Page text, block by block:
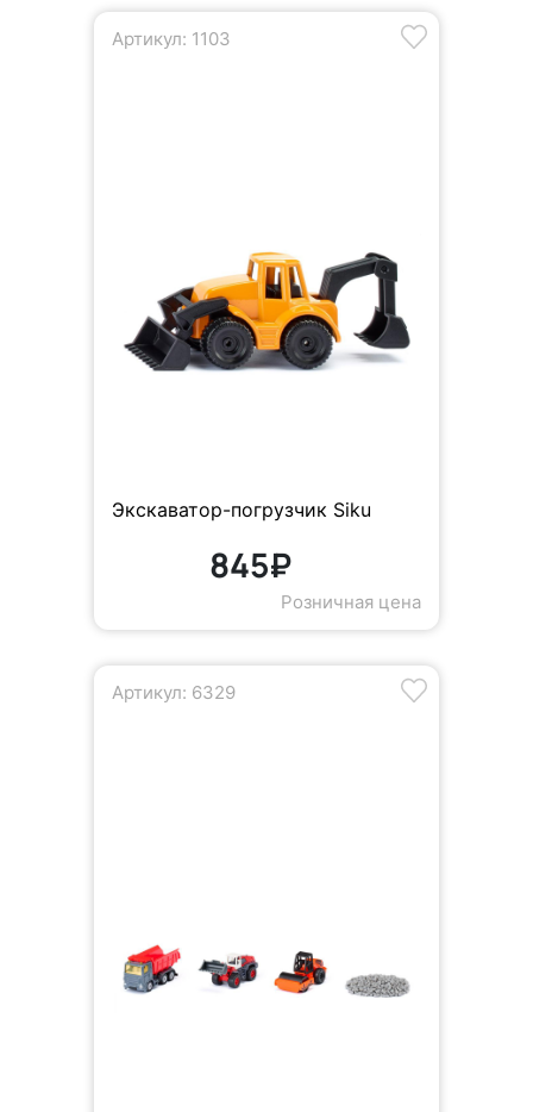
Артикул: 1103
Экскаватор-погрузчик Siku
845₽
Розничная цена
Артикул: 6329